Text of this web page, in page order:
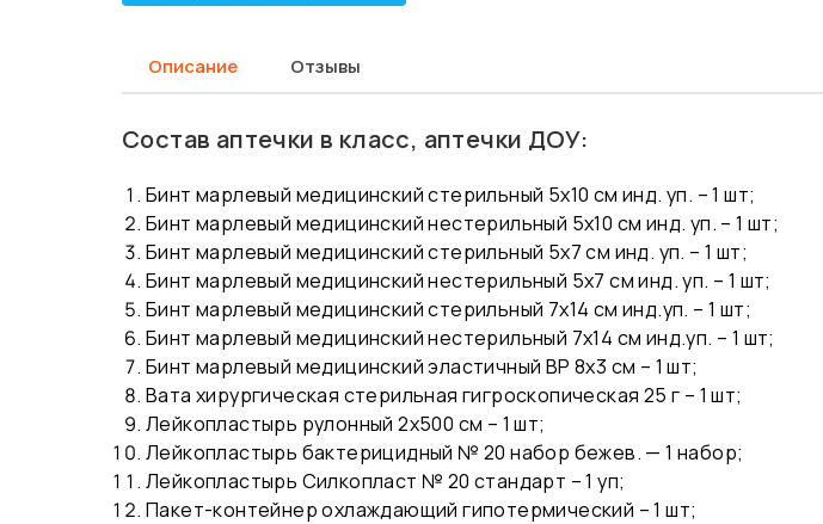
Описание Отзывы
Состав аптечки в класс, аптечки ДОУ:
Бинт марлевый медицинский стерильный 5х10 см инд. уп. – 1 шт;
Бинт марлевый медицинский нестерильный 5х10 см инд. уп. – 1 шт;
Бинт марлевый медицинский стерильный 5х7 см инд. уп. – 1 шт;
Бинт марлевый медицинский нестерильный 5х7 см инд. уп. – 1 шт;
Бинт марлевый медицинский стерильный 7х14 см инд.уп. – 1 шт;
Бинт марлевый медицинский нестерильный 7х14 см инд.уп. – 1 шт;
Бинт марлевый медицинский эластичный ВР 8х3 см – 1 шт;
Вата хирургическая стерильная гигроскопическая 25 г – 1 шт;
Лейкопластырь рулонный 2х500 см – 1 шт;
Лейкопластырь бактерицидный № 20 набор бежев. — 1 набор;
Лейкопластырь Силкопласт № 20 стандарт – 1 уп;
Пакет-контейнер охлаждающий гипотермический – 1 шт;